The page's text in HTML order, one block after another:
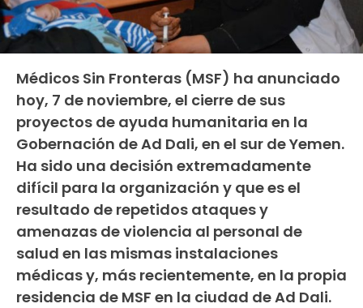
Médicos Sin Fronteras (MSF) ha anunciado
hoy, 7 de noviembre, el cierre de sus
proyectos de ayuda humanitaria en la
Gobernación de Ad Dali, en el sur de Yemen.
Ha sido una decisión extremadamente
difícil para la organización y que es el
resultado de repetidos ataques y
amenazas de violencia al personal de
salud en las mismas instalaciones
médicas y, más recientemente, en la propia
residencia de MSF en la ciudad de Ad Dali.